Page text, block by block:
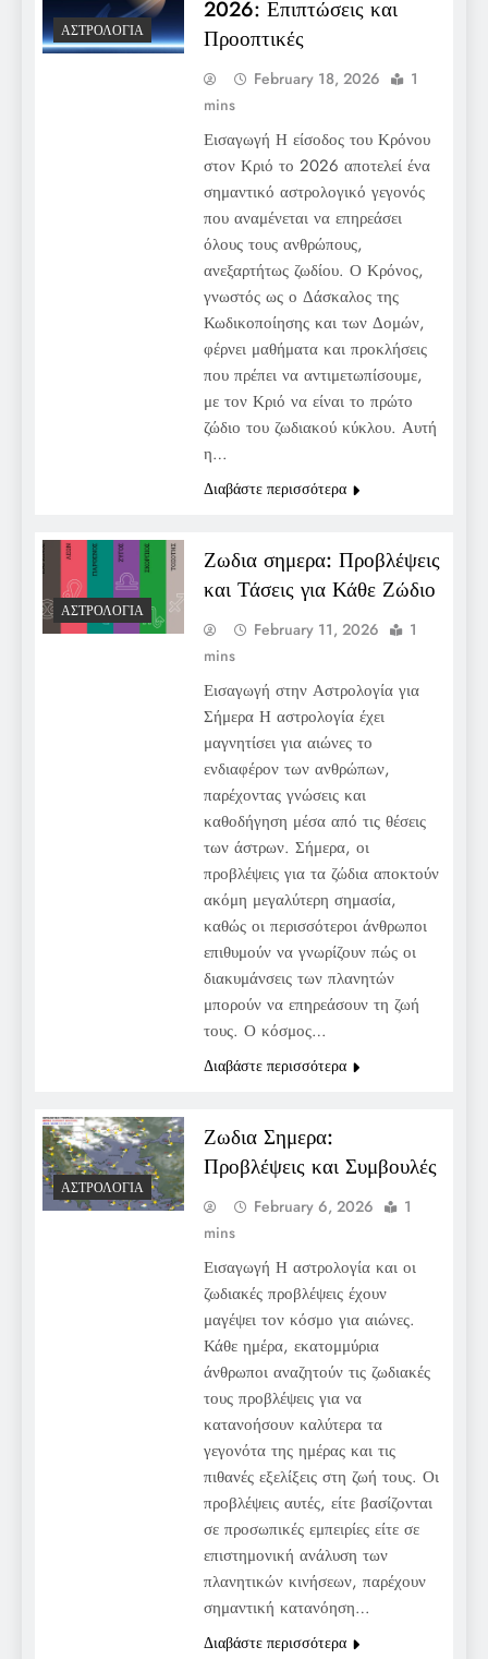
ΑΣΤΡΟΛΟΓΊΑ
2026: Επιπτώσεις και
Προοπτικές
February 18, 2026
1
mins
Εισαγωγή Η είσοδος του Κρόνου
στον Κριό το 2026 αποτελεί ένα
σημαντικό αστρολογικό γεγονός
που αναμένεται να επηρεάσει
όλους τους ανθρώπους,
ανεξαρτήτως ζωδίου. Ο Κρόνος,
γνωστός ως ο Δάσκαλος της
Κωδικοποίησης και των Δομών,
φέρνει μαθήματα και προκλήσεις
που πρέπει να αντιμετωπίσουμε,
με τον Κριό να είναι το πρώτο
ζώδιο του ζωδιακού κύκλου. Αυτή
η…
Διαβάστε περισσότερα
ΑΣΤΡΟΛΟΓΊΑ
Ζωδια σημερα: Προβλέψεις
και Τάσεις για Κάθε Ζώδιο
February 11, 2026
1
mins
Εισαγωγή στην Αστρολογία για
Σήμερα Η αστρολογία έχει
μαγνητίσει για αιώνες το
ενδιαφέρον των ανθρώπων,
παρέχοντας γνώσεις και
καθοδήγηση μέσα από τις θέσεις
των άστρων. Σήμερα, οι
προβλέψεις για τα ζώδια αποκτούν
ακόμη μεγαλύτερη σημασία,
καθώς οι περισσότεροι άνθρωποι
επιθυμούν να γνωρίζουν πώς οι
διακυμάνσεις των πλανητών
μπορούν να επηρεάσουν τη ζωή
τους. Ο κόσμος…
Διαβάστε περισσότερα
ΑΣΤΡΟΛΟΓΊΑ
Ζωδια Σημερα:
Προβλέψεις και Συμβουλές
February 6, 2026
1
mins
Εισαγωγή Η αστρολογία και οι
ζωδιακές προβλέψεις έχουν
μαγέψει τον κόσμο για αιώνες.
Κάθε ημέρα, εκατομμύρια
άνθρωποι αναζητούν τις ζωδιακές
τους προβλέψεις για να
κατανοήσουν καλύτερα τα
γεγονότα της ημέρας και τις
πιθανές εξελίξεις στη ζωή τους. Οι
προβλέψεις αυτές, είτε βασίζονται
σε προσωπικές εμπειρίες είτε σε
επιστημονική ανάλυση των
πλανητικών κινήσεων, παρέχουν
σημαντική κατανόηση…
Διαβάστε περισσότερα